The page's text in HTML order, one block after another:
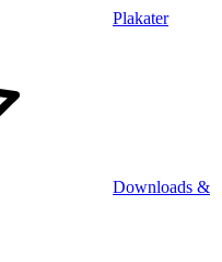
Plakater
Downloads &